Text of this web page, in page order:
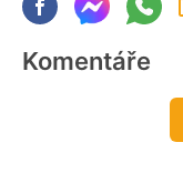
Komentáře